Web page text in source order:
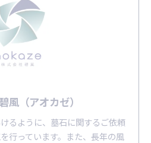
風（アオカゼ）
るように、墓石に関するご依頼
行っています。また、長年の風